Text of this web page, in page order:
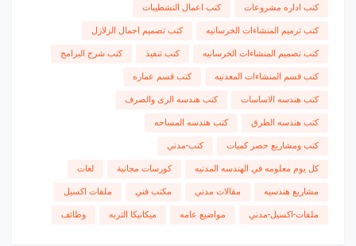
كتب اداره مشروعات كتب اعمال التشطيبات
كتب ترميم المنشاءات الخرسانيه كتب تصميم احمال الزلازل
كتب تصميم المنشاءات الخرسانيه كتب تنفيذ كتب شرح البرامج
كتب قسم المنشاءات المعدنيه كتب قسم عماره
كتب هندسه الاساسات كتب هندسه الرى والصرف
كتب هندسه الطرق كتب هندسه المساحه
كتب ومشاريع حصر كميات كتب-مدني
كل يوم معلومه في الهندسه المدنيه كورسات مجانية لغات
مشاريع هندسيه مقالات مدني مكتب فني ملفات اكسيل
ملفات-اكسيل-مدني مواضيع عامه ميكانيكا التربه وظائف